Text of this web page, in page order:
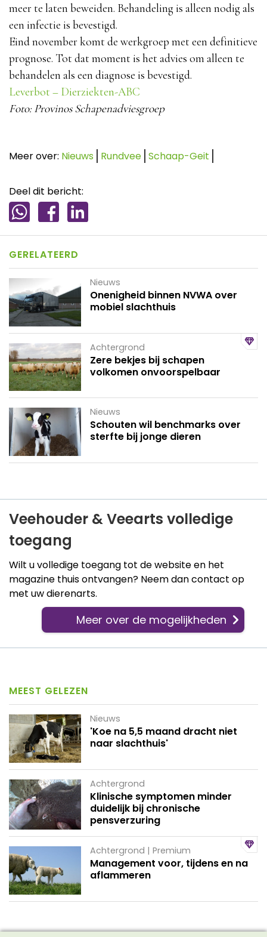
meer te laten beweiden. Behandeling is alleen nodig als
een infectie is bevestigd.
Eind november komt de werkgroep met een definitieve
prognose. Tot dat moment is het advies om alleen te
behandelen als een diagnose is bevestigd.
Leverbot – Dierziekten-ABC
Foto: Provinos Schapenadviesgroep
Meer over: Nieuws Rundvee Schaap-Geit
Deel dit bericht:
GERELATEERD
Nieuws
Onenigheid binnen NVWA over
mobiel slachthuis
Achtergrond
Zere bekjes bij schapen
volkomen onvoorspelbaar
Nieuws
Schouten wil benchmarks over
sterfte bij jonge dieren
Veehouder & Veearts volledige
toegang
Wilt u volledige toegang tot de website en het
magazine thuis ontvangen? Neem dan contact op
met uw dierenarts.
Meer over de mogelijkheden
MEEST GELEZEN
Nieuws
'Koe na 5,5 maand dracht niet
naar slachthuis'
Achtergrond
Klinische symptomen minder
duidelijk bij chronische
pensverzuring
Achtergrond | Premium
Management voor, tijdens en na
aflammeren